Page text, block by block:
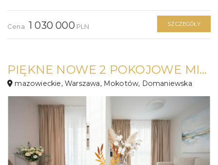
Cena 1 030 000 PLN SZCZEGÓŁY
PIĘKNE NOWE 2 POKOJOWE MIESZKANIE
mazowieckie, Warszawa, Mokotów, Domaniewska